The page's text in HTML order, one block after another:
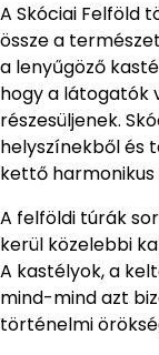
A Skóciai Felföld
össze a
a lenyűgöző
hogy a látogatók
részesüljenek.
helyszínekből és
kettő
A felföldi túrák
kerül közelebbi
A kastélyok, a
mind-mind azt
történelmi